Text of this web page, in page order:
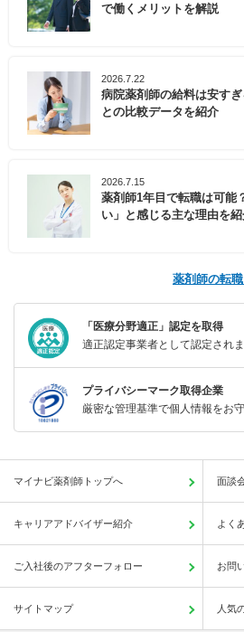
で働くメリットを解説
2026.7.22
病院薬剤師の給料は安す
との比較データを紹介
2026.7.15
薬剤師1年目で転職は可能
い」と感じる主な理由を
薬剤師の転
「医療分野適正」認定を取得
適正認定事業者として認定されま
プライバシーマーク取得企業
厳密な管理基準で個人情報をお守
マイナビ薬剤師トップへ 面談
キャリアアドバイザー紹介 よく
ご入社後のアフターフォロー お問
サイトマップ 人気